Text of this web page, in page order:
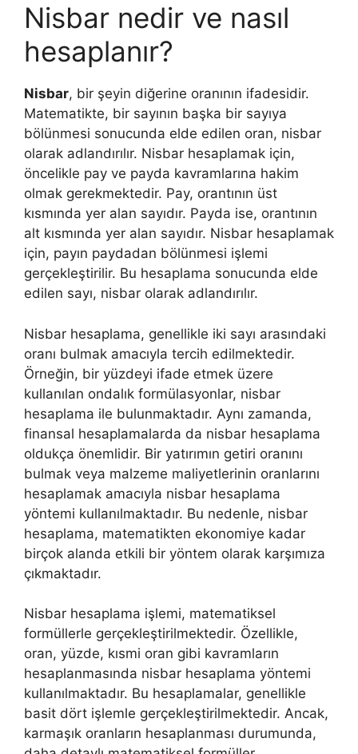
Nisbar nedir ve nasıl
hesaplanır?
Nisbar, bir şeyin diğerine oranının ifadesidir.
Matematikte, bir sayının başka bir sayıya
bölünmesi sonucunda elde edilen oran, nisbar
olarak adlandırılır. Nisbar hesaplamak için,
öncelikle pay ve payda kavramlarına hakim
olmak gerekmektedir. Pay, orantının üst
kısmında yer alan sayıdır. Payda ise, orantının
alt kısmında yer alan sayıdır. Nisbar hesaplamak
için, payın paydadan bölünmesi işlemi
gerçekleştirilir. Bu hesaplama sonucunda elde
edilen sayı, nisbar olarak adlandırılır.
Nisbar hesaplama, genellikle iki sayı arasındaki
oranı bulmak amacıyla tercih edilmektedir.
Örneğin, bir yüzdeyi ifade etmek üzere
kullanılan ondalık formülasyonlar, nisbar
hesaplama ile bulunmaktadır. Aynı zamanda,
finansal hesaplamalarda da nisbar hesaplama
oldukça önemlidir. Bir yatırımın getiri oranını
bulmak veya malzeme maliyetlerinin oranlarını
hesaplamak amacıyla nisbar hesaplama
yöntemi kullanılmaktadır. Bu nedenle, nisbar
hesaplama, matematikten ekonomiye kadar
birçok alanda etkili bir yöntem olarak karşımıza
çıkmaktadır.
Nisbar hesaplama işlemi, matematiksel
formüllerle gerçekleştirilmektedir. Özellikle,
oran, yüzde, kısmi oran gibi kavramların
hesaplanmasında nisbar hesaplama yöntemi
kullanılmaktadır. Bu hesaplamalar, genellikle
basit dört işlemle gerçekleştirilmektedir. Ancak,
karmaşık oranların hesaplanması durumunda,